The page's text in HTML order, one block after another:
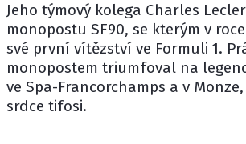
Jeho týmový kolega Charles
monopostu SF90, se kterým v
své první vítězství ve Formuli 1.
monopostem triumfoval na
ve Spa-Francorchamps a v
srdce tifosi.